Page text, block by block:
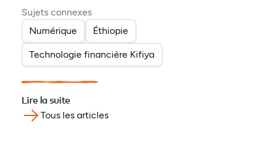
Sujets connexes
Numérique
Éthiopie
Technologie financière Kifiya
Lire la suite
Tous les articles